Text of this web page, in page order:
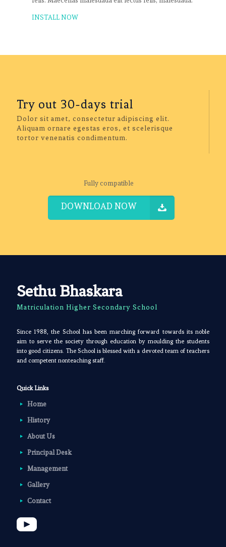
INSTALL NOW
Try out 30-days trial
Dolor sit amet, consectetur adipiscing elit.
Aliquam ornare egestas eros, et scelerisque
tortor venenatis condimentum.
Fully compatible
DOWNLOAD NOW
Sethu Bhaskara
Matriculation Higher Secondary School
Since 1988, the School has been marching forward towards its noble
aim to serve the society through education by moulding the students
into good citizens. The School is blessed with a devoted team of teachers
and competent nonteaching staff.
Quick Links
Home
History
About Us
Principal Desk
Management
Gallery
Contact